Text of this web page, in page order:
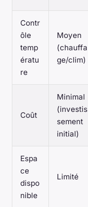
Contr
ôle
temp
ératu
re
Moyen
(chauffa
ge/clim)
Coût
Minimal
(investis
sement
initial)
Espa
ce
dispo
nible
Limité